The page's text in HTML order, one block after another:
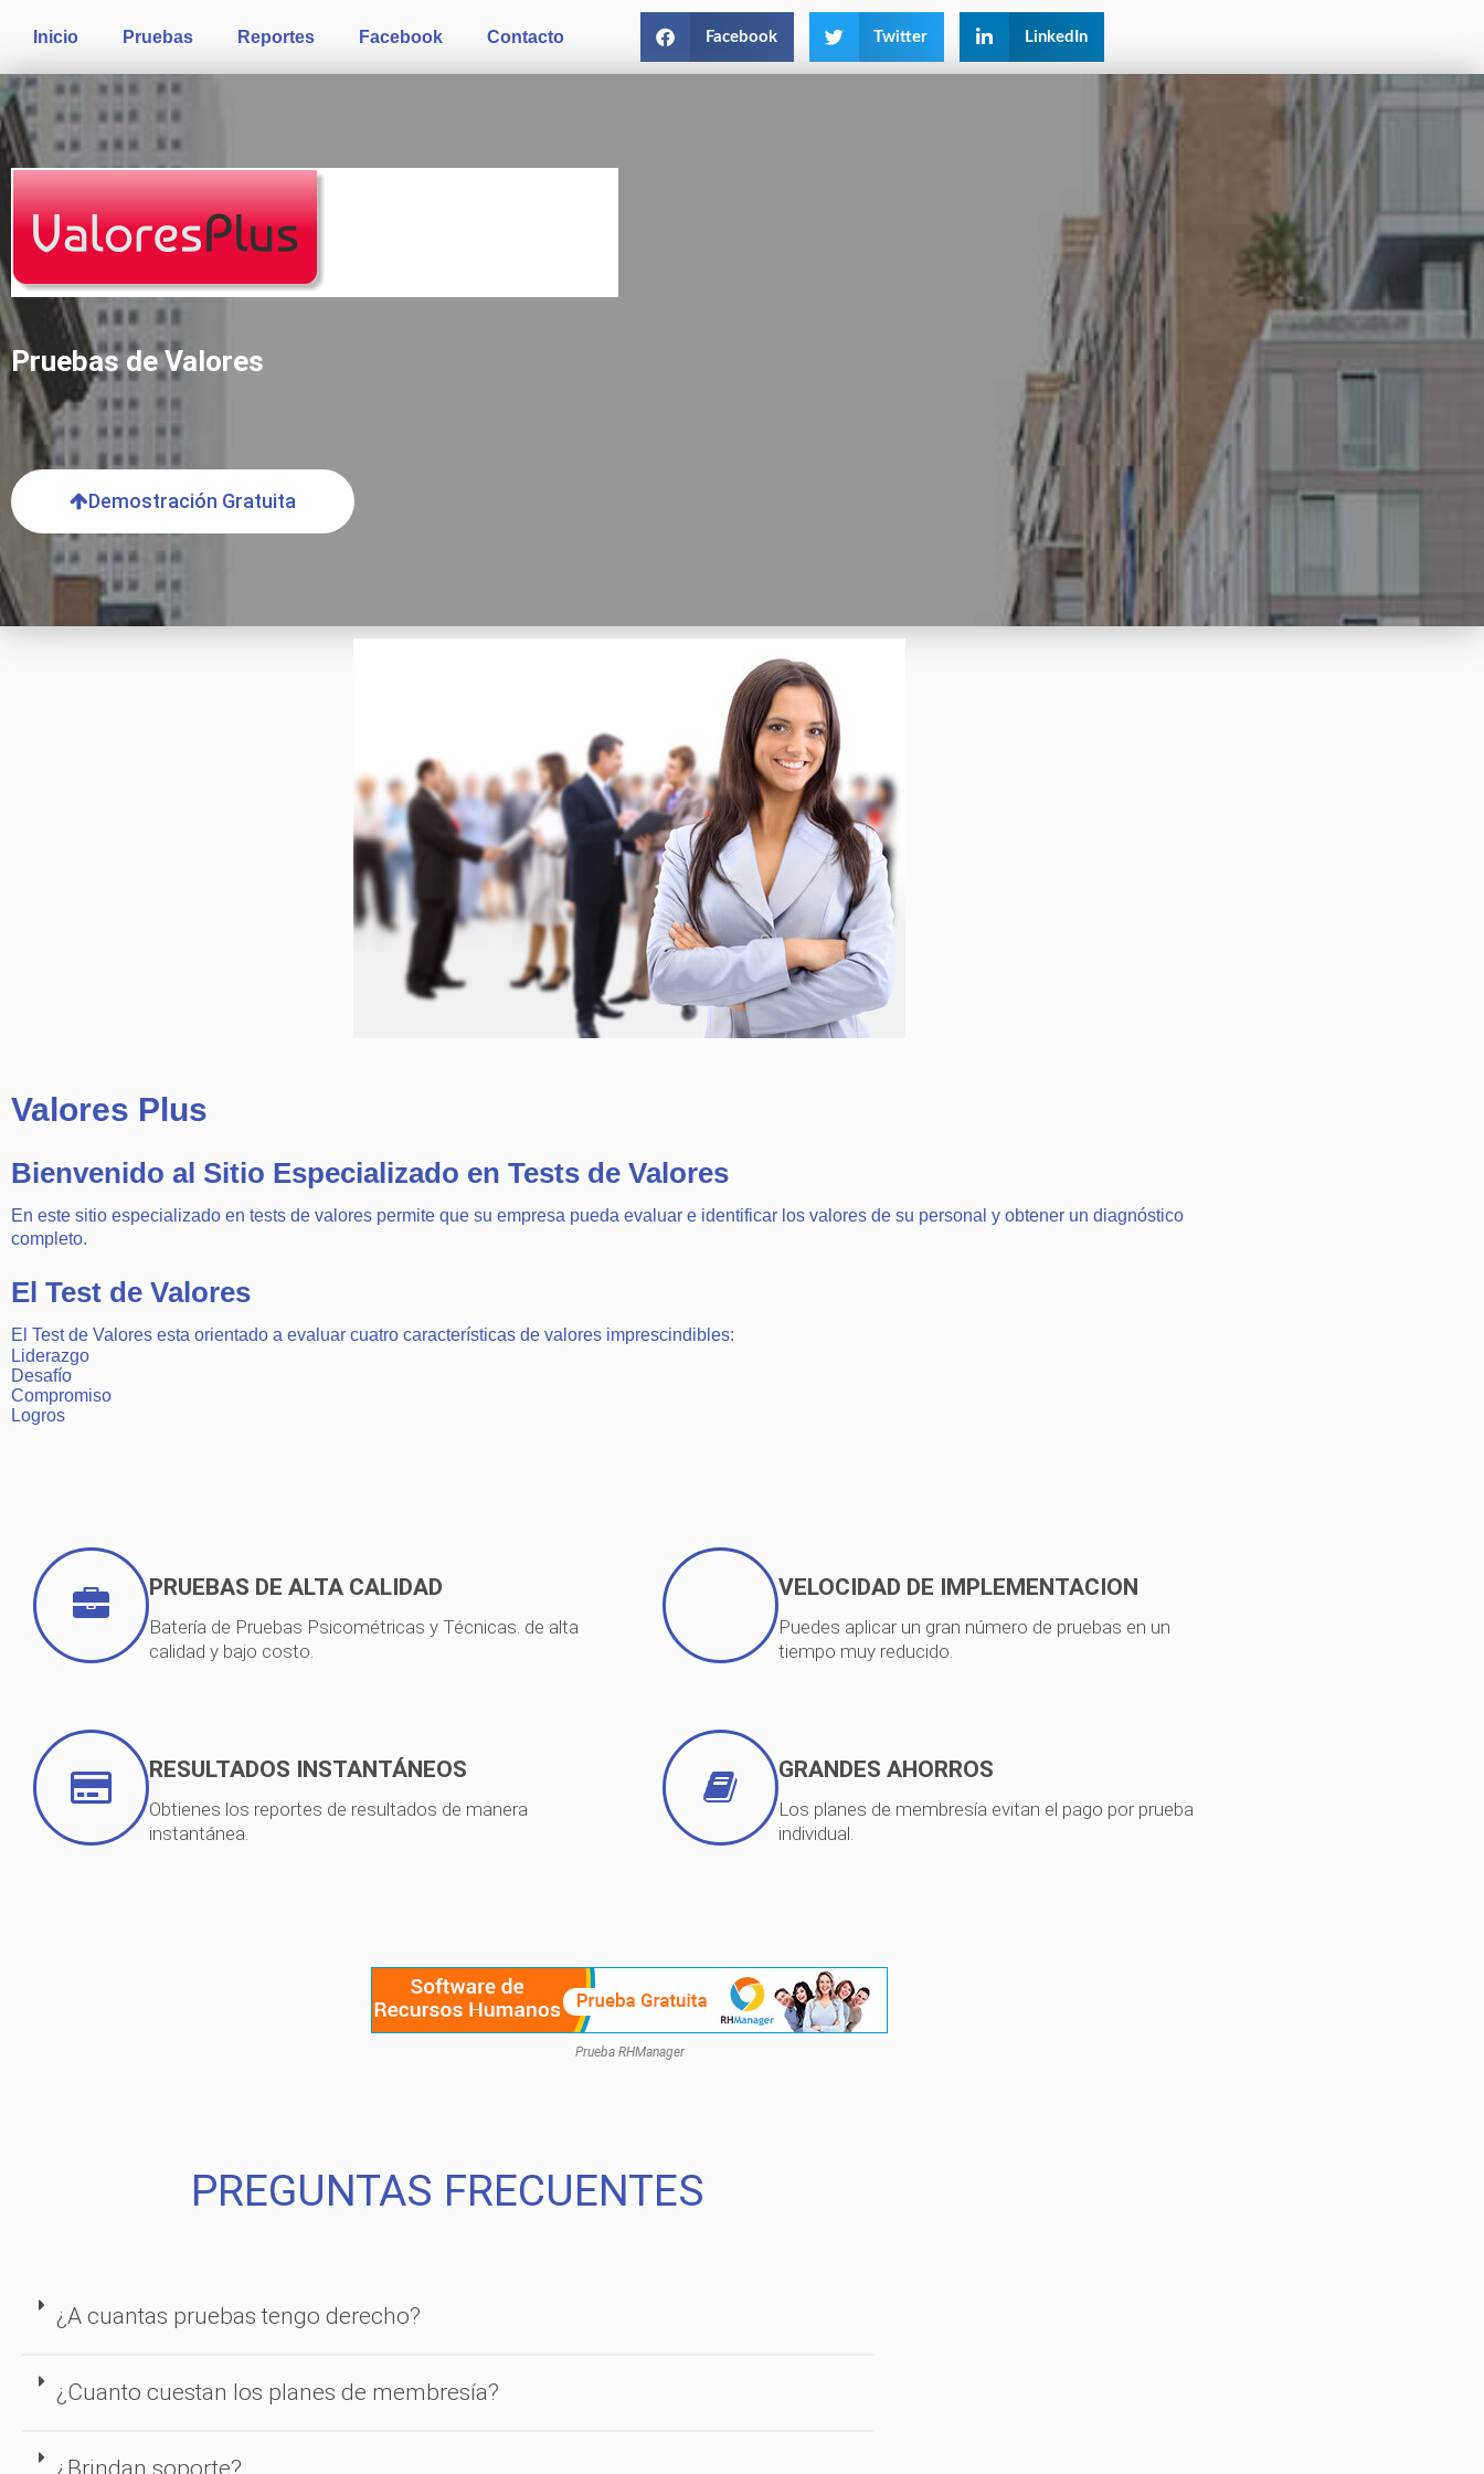
Inicio Pruebas Reportes Facebook Contacto Facebook Twitter LinkedIn
Pruebas de Valores
Demostración Gratuita
Valores Plus
Bienvenido al Sitio Especializado en Tests de Valores
En este sitio especializado en tests de valores permite que su empresa pueda evaluar e identificar los valores de su personal y obtener un diagnóstico
completo.
El Test de Valores
El Test de Valores esta orientado a evaluar cuatro características de valores imprescindibles:
Liderazgo
Desafío
Compromiso
Logros
PRUEBAS DE ALTA CALIDAD
Batería de Pruebas Psicométricas y Técnicas. de alta
calidad y bajo costo.
RESULTADOS INSTANTÁNEOS
Obtienes los reportes de resultados de manera
instantánea.
VELOCIDAD DE IMPLEMENTACION
Puedes aplicar un gran número de pruebas en un
tiempo muy reducido.
GRANDES AHORROS
Los planes de membresía evitan el pago por prueba
individual.
Prueba RHManager
PREGUNTAS FRECUENTES
¿A cuantas pruebas tengo derecho?
¿Cuanto cuestan los planes de membresía?
¿Brindan soporte?